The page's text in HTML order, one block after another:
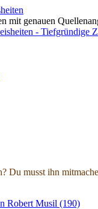
mit genauen
Du musst ihn
Robert Musil (190)